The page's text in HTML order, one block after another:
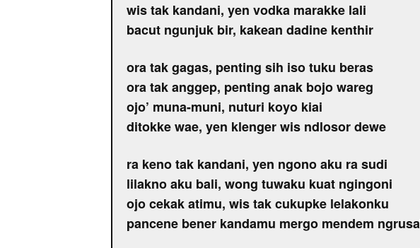
wis tak kandani, yen vodka marakke lali
bacut ngunjuk bir, kakean dadine kenthir
ora tak gagas, penting sih iso tuku beras
ora tak anggep, penting anak bojo wareg
ojo’ muna-muni, nuturi koyo kiai
ditokke wae, yen klenger wis ndlosor dewe
ra keno tak kandani, yen ngono aku ra sudi
lilakno aku bali, wong tuwaku kuat ngingoni
ojo cekak atimu, wis tak cukupke lelakonku
pancene bener kandamu mergo mendem